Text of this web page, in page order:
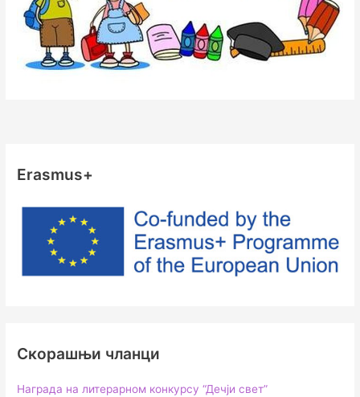
Erasmus+
Скорашњи чланци
Награда на литерарном конкурсу “Дечји свет”